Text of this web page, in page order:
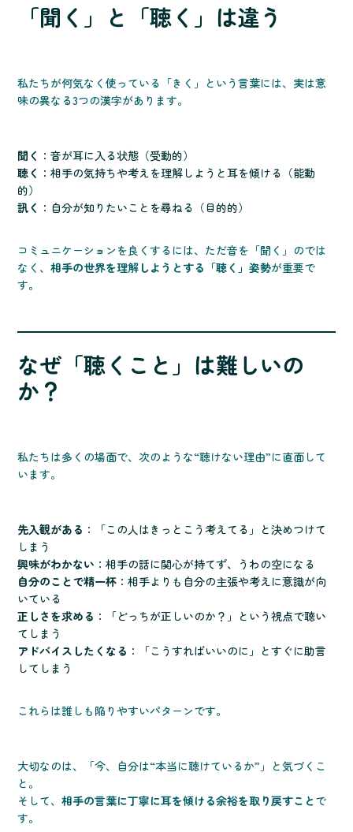
「聞く」と「聴く」は違う
私たちが何気なく使っている「きく」という言葉には、実は意
味の異なる3つの漢字があります。
聞く ：音が耳に入る状態（受動的）
聴く ：相手の気持ちや考えを理解しようと耳を傾ける（能動
的）
訊く ：自分が知りたいことを尋ねる（目的的）
コミュニケーションを良くするには、ただ音を「聞く」のでは
なく、相手の世界を理解しようとする「聴く」姿勢が重要で
す。
なぜ「聴くこと」は難しいの
か？
私たちは多くの場面で、次のような“聴けない理由”に直面して
います。
先入観がある ：「この人はきっとこう考えてる」と決めつけて
しまう
興味がわかない ：相手の話に関心が持てず、うわの空になる
自分のことで精一杯 ：相手よりも自分の主張や考えに意識が向
いている
正しさを求める ：「どっちが正しいのか？」という視点で聴い
てしまう
アドバイスしたくなる ：「こうすればいいのに」とすぐに助言
してしまう
これらは誰しも陥りやすいパターンです。
大切なのは、「今、自分は“本当に聴けているか”」と気づくこ
と。
そして、相手の言葉に丁寧に耳を傾ける余裕を取り戻すことで
す。